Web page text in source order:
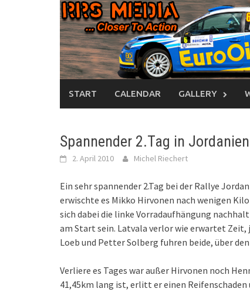
START CALENDAR GALLERY
Spannender 2.Tag in Jordanien
2. April 2010 Michel Riechert
Ein sehr spannender 2.Tag bei der Rallye
erwischte es Mikko Hirvonen nach wenigen
sich dabei die linke Vorradaufhängung
am Start sein. Latvala verlor wie erwartet Zeit,
Loeb und Petter Solberg fuhren beide, über
Verliere es Tages war außer Hirvonen noch
41,45km lang ist, erlitt er einen Reifenschaden